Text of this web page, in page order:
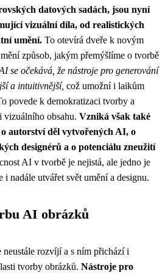
datových sadách, jsou nyní
vizuální díla, od realistických
umění. To otevírá dveře k novým
způsob, jakým přemýšlíme o tvorbě
se očekává, že nástroje pro generování
a intuitivnější, což umožní i laikům
povede k demokratizaci tvorby a
vizuálního obsahu. Vzniká však také
autorství děl vytvořených AI, o
designérů a o potenciálu zneužití
AI v tvorbě je nejistá, ale jedno je
i nadále utvářet svět umění a designu.
AI obrázků
neustále rozvíjí a s ním přichází i
tvorby obrázků. Nástroje pro